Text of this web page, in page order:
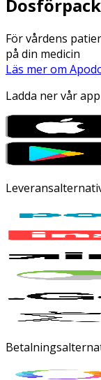
För vårdens
på din medicin
Läs mer om
Ladda ner vår app